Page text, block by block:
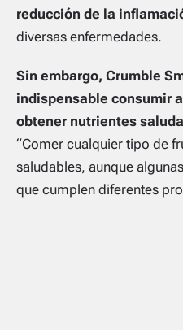
reducción de la
diversas enfermedades.
Sin embargo, Crumble
indispensable consumir
obtener nutrientes
“Comer cualquier tipo de
saludables, aunque
que cumplen diferentes